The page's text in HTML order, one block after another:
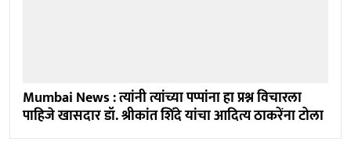
Mumbai News : त्यांनी त्यांच्या पप्पांना हा प्रश्न विचारला
पाहिजे खासदार डॉ. श्रीकांत शिंदे यांचा आदित्य ठाकरेंना टोला